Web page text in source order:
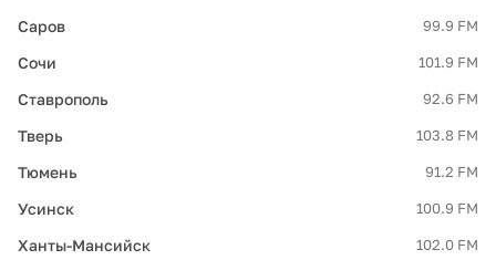
Саров 99.9 FM
Сочи 101.9 FM
Ставрополь 92.6 FM
Тверь 103.8 FM
Тюмень 91.2 FM
Усинск 100.9 FM
Ханты-Мансийск 102.0 FM